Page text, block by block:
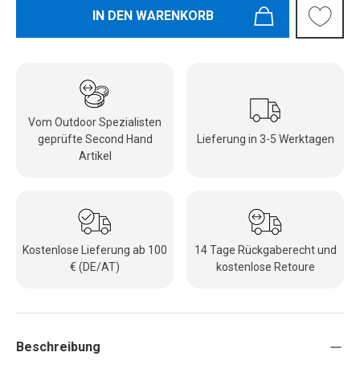
IN DEN WARENKORB
Vom Outdoor Spezialisten
geprüfte Second Hand
Artikel
Lieferung in 3-5 Werktagen
Kostenlose Lieferung ab 100
€ (DE/AT)
14 Tage Rückgaberecht und
kostenlose Retoure
Beschreibung